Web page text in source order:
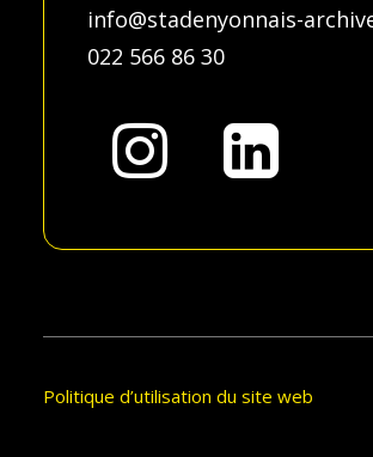
info@stadenyonnais-
022 566 86 30
Politique d’utilisation du site web